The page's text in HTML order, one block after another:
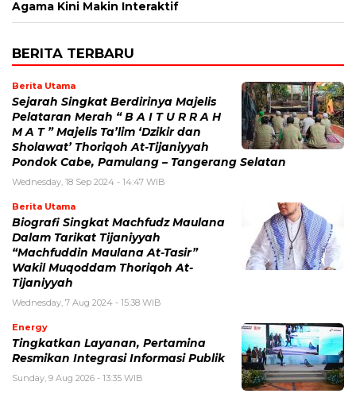
Agama Kini Makin Interaktif
BERITA TERBARU
Berita Utama
Sejarah Singkat Berdirinya Majelis
Pelataran Merah “ B A I T U R R A H
M A T ” Majelis Ta’lim ‘Dzikir dan
Sholawat’ Thoriqoh At-Tijaniyyah
Pondok Cabe, Pamulang – Tangerang Selatan
Wednesday, 18 Sep 2024 - 14:47 WIB
Berita Utama
Biografi Singkat Machfudz Maulana
Dalam Tarikat Tijaniyyah
“Machfuddin Maulana At-Tasir”
Wakil Muqoddam Thoriqoh At-
Tijaniyyah
Wednesday, 7 Aug 2024 - 15:38 WIB
Energy
Tingkatkan Layanan, Pertamina
Resmikan Integrasi Informasi Publik
Sunday, 9 Aug 2026 - 13:35 WIB